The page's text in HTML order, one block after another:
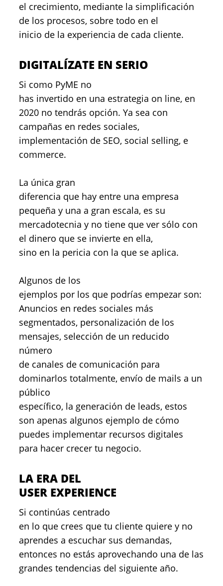
el crecimiento, mediante la simplificación
de los procesos, sobre todo en el
inicio de la experiencia de cada cliente.
DIGITALÍZATE EN SERIO
Si como PyME no
has invertido en una estrategia on line, en
2020 no tendrás opción. Ya sea con
campañas en redes sociales,
implementación de SEO, social selling, e
commerce.
La única gran
diferencia que hay entre una empresa
pequeña y una a gran escala, es su
mercadotecnia y no tiene que ver sólo con
el dinero que se invierte en ella,
sino en la pericia con la que se aplica.
Algunos de los
ejemplos por los que podrías empezar son:
Anuncios en redes sociales más
segmentados, personalización de los
mensajes, selección de un reducido
número
de canales de comunicación para
dominarlos totalmente, envío de mails a un
público
específico, la generación de leads, estos
son apenas algunos ejemplo de cómo
puedes implementar recursos digitales
para hacer crecer tu negocio.
LA ERA DEL
USER EXPERIENCE
Si continúas centrado
en lo que crees que tu cliente quiere y no
aprendes a escuchar sus demandas,
entonces no estás aprovechando una de las
grandes tendencias del siguiente año.